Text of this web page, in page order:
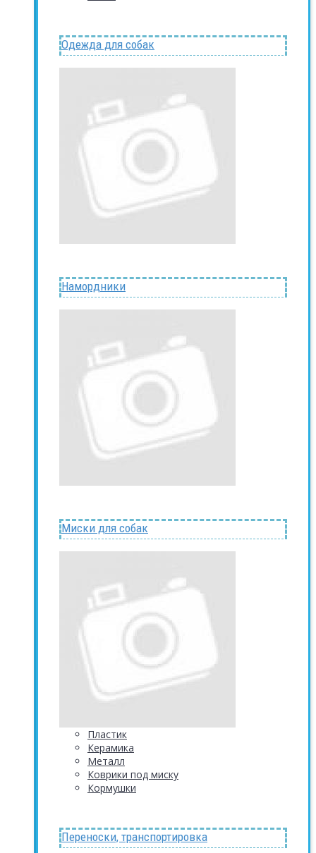
Одежда для собак
Намордники
Миски для собак
Пластик
Керамика
Металл
Коврики под миску
Кормушки
Переноски, транспортировка